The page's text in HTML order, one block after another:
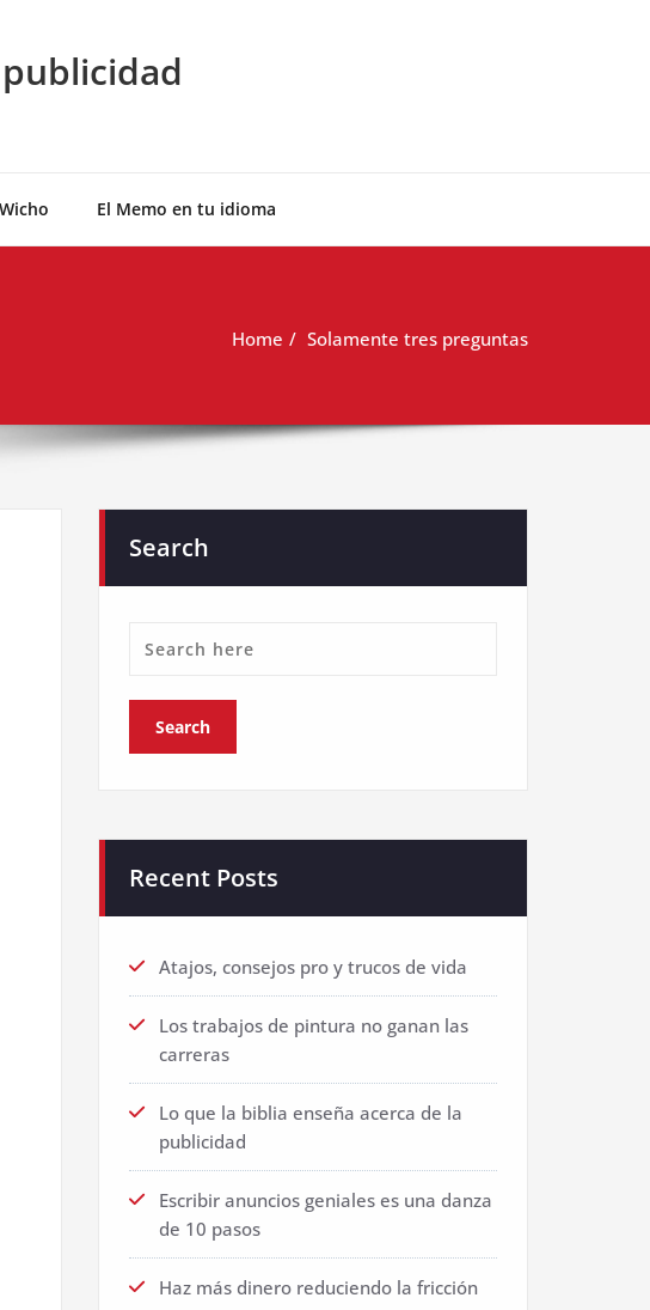
El Memo en tu idioma
Home Solamente tres preguntas
Search
Recent Posts
Atajos, consejos pro y trucos de vida
Los trabajos de pintura no ganan las
carreras
Lo que la biblia enseña acerca de la
publicidad
Escribir anuncios geniales es una danza
de 10 pasos
Haz más dinero reduciendo la fricción